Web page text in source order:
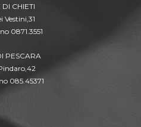
DI CHIETI
Vestini,31
0871.3551
PESCARA
085.45371